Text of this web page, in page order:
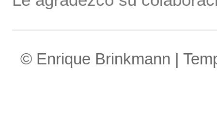
© Enrique Brinkmann |